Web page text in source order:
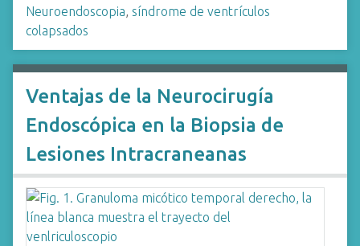
Neuroendoscopia, síndrome de ventrículos
colapsados
Ventajas de la Neurocirugía
Endoscópica en la Biopsia de
Lesiones Intracraneanas